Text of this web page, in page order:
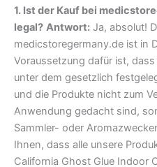
1. Ist der Kauf bei
legal? Antwort: Ja, absolut!
medicstoregermany.de ist in
Voraussetzung dafür ist,
unter dem gesetzlich
und die Produkte nicht zum
Anwendung gedacht sind,
Sammler- oder
Ihnen, dass alle unsere
California Ghost Glue Indoor